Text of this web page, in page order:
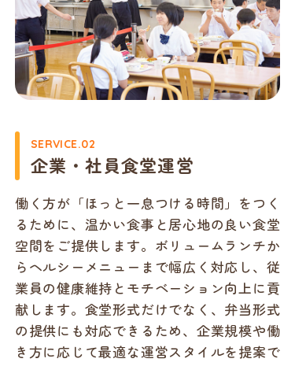
SERVICE.02
企業・社員食堂運営
働く方が「ほっと一息つける時間」をつく
るために、温かい食事と居心地の良い食堂
空間をご提供します。ボリュームランチか
らヘルシーメニューまで幅広く対応し、従
業員の健康維持とモチベーション向上に貢
献します。食堂形式だけでなく、弁当形式
の提供にも対応できるため、企業規模や働
き方に応じて最適な運営スタイルを提案で